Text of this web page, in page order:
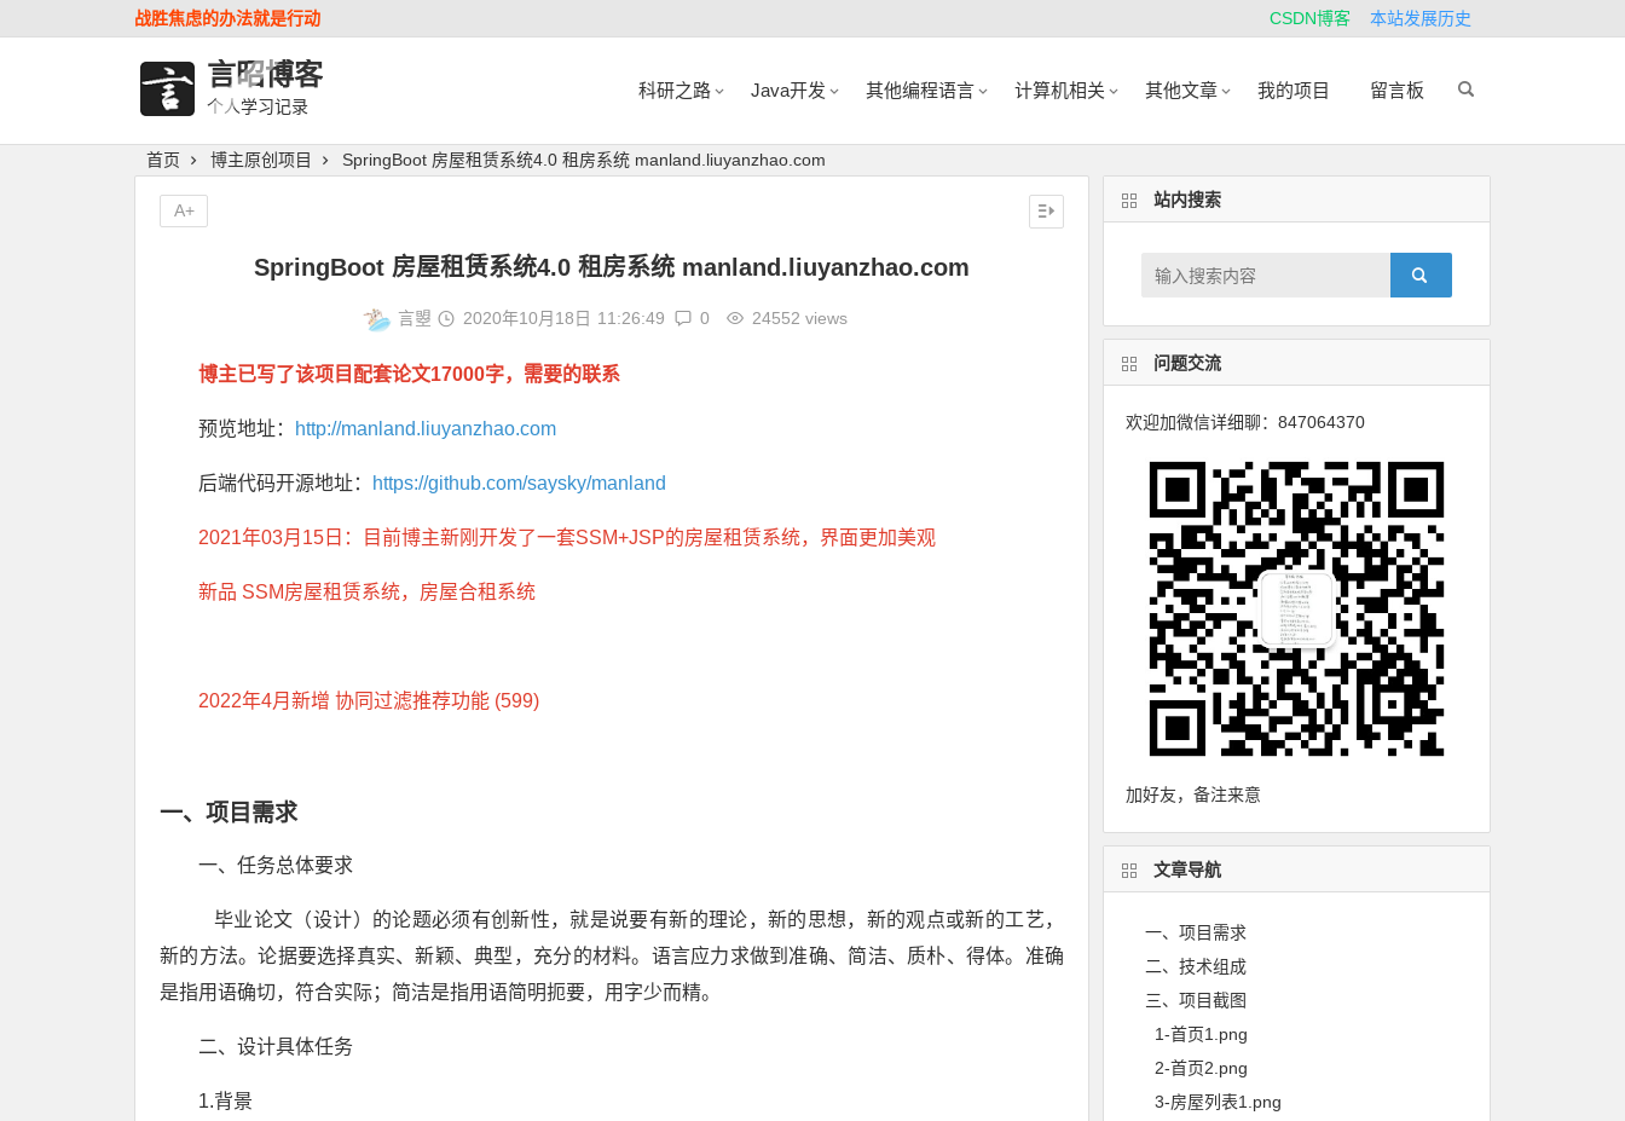
战胜焦虑的办法就是行动 CSDN博客 本站发展历史
言昭博客
个人学习记录
科研之路 Java开发 其他编程语言 计算机相关 其他文章 我的项目 留言板
首页 博主原创项目 SpringBoot 房屋租赁系统4.0 租房系统 manland.liuyanzhao.com
SpringBoot 房屋租赁系统4.0 租房系统 manland.liuyanzhao.com
言曌 2020年10月18日 11:26:49 0 24552 views
博主已写了该项目配套论文17000字，需要的联系
预览地址： http://manland.liuyanzhao.com
后端代码开源地址： https://github.com/saysky/manland
2021年03月15日：目前博主新刚开发了一套SSM+JSP的房屋租赁系统，界面更加美观
新品 SSM房屋租赁系统，房屋合租系统
2022年4月新增 协同过滤推荐功能 (599)
一、项目需求
一、任务总体要求
毕业论文（设计）的论题必须有创新性，就是说要有新的理论，新的思想，新的观点或新的工艺，
新的方法。论据要选择真实、新颖、典型，充分的材料。语言应力求做到准确、简洁、质朴、得体。准确
是指用语确切，符合实际；简洁是指用语简明扼要，用字少而精。
二、设计具体任务
1.背景
A+
站内搜索
问题交流
欢迎加微信详细聊：847064370
加好友，备注来意
文章导航
一、项目需求
二、技术组成
三、项目截图
1-首页1.png
2-首页2.png
3-房屋列表1.png